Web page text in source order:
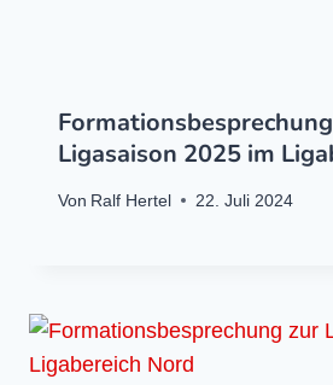
Ligasaison 2025 im
Von Ralf Hertel 22. Juli 2024